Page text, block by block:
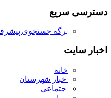
دسترسی سریع
برگه جستجوی
اخبار سایت
خانه
اخبار شهرستان
اجتماعی